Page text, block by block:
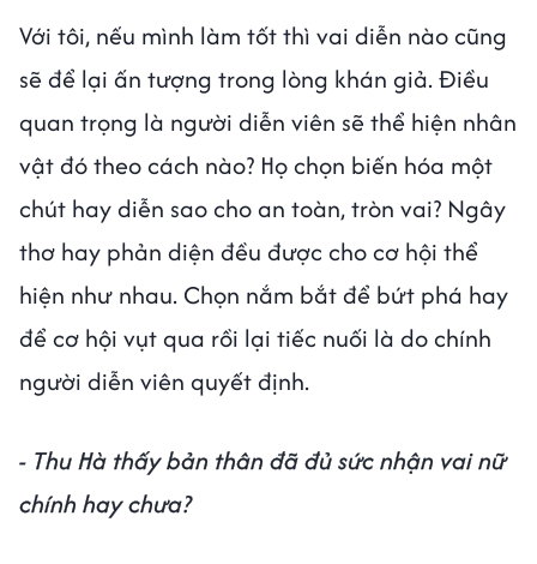
Với tôi, nếu mình làm tốt thì vai diễn nào cũng
sẽ để lại ấn tượng trong lòng khán giả. Điều
quan trọng là người diễn viên sẽ thể hiện nhân
vật đó theo cách nào? Họ chọn biến hóa một
chút hay diễn sao cho an toàn, tròn vai? Ngây
thơ hay phản diện đều được cho cơ hội thể
hiện như nhau. Chọn nắm bắt để bứt phá hay
để cơ hội vụt qua rồi lại tiếc nuối là do chính
người diễn viên quyết định.
- Thu Hà thấy bản thân đã đủ sức nhận vai nữ
chính hay chưa?